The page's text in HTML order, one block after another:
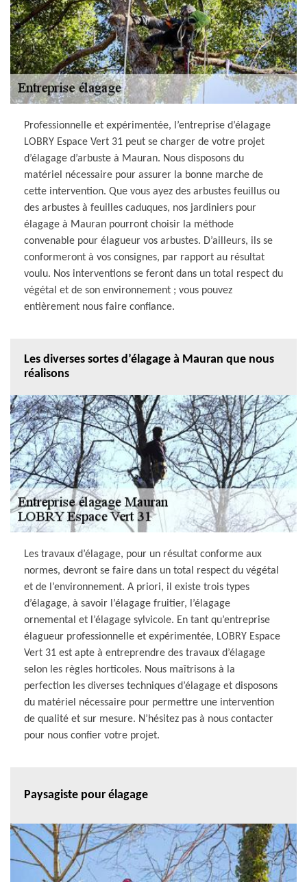
Professionnelle et expérimentée, l’entreprise d’élagage
LOBRY Espace Vert 31 peut se charger de votre projet
d’élagage d’arbuste à Mauran. Nous disposons du
matériel nécessaire pour assurer la bonne marche de
cette intervention. Que vous ayez des arbustes feuillus ou
des arbustes à feuilles caduques, nos jardiniers pour
élagage à Mauran pourront choisir la méthode
convenable pour élagueur vos arbustes. D’ailleurs, ils se
conformeront à vos consignes, par rapport au résultat
voulu. Nos interventions se feront dans un total respect du
végétal et de son environnement ; vous pouvez
entièrement nous faire confiance.
Les diverses sortes d’élagage à Mauran que nous
réalisons
Les travaux d’élagage, pour un résultat conforme aux
normes, devront se faire dans un total respect du végétal
et de l’environnement. A priori, il existe trois types
d’élagage, à savoir l’élagage fruitier, l’élagage
ornemental et l’élagage sylvicole. En tant qu’entreprise
élagueur professionnelle et expérimentée, LOBRY Espace
Vert 31 est apte à entreprendre des travaux d’élagage
selon les règles horticoles. Nous maîtrisons à la
perfection les diverses techniques d’élagage et disposons
du matériel nécessaire pour permettre une intervention
de qualité et sur mesure. N’hésitez pas à nous contacter
pour nous confier votre projet.
Paysagiste pour élagage